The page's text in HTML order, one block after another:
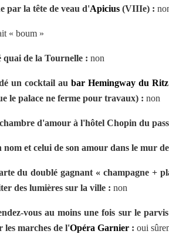
par la tête de veau d'Apicius (VIIIe) :
« boum »
quai de la Tournelle : non
un cocktail au bar Hemingway du Ritz
le palace ne ferme pour travaux) : non
d'amour à l'hôtel Chopin du
et celui de son amour dans le mur
du doublé gagnant « champagne +
des lumières sur la ville : non
vous au moins une fois sur le
les marches de l'Opéra Garnier : oui